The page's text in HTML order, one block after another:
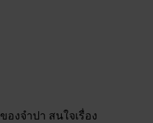
ของจำปา สนใจเรื่อง